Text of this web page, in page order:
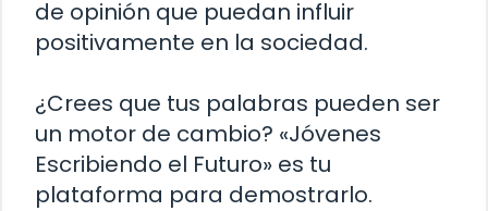
de opinión que puedan influir
positivamente en la sociedad.
¿Crees que tus palabras pueden ser
un motor de cambio? «Jóvenes
Escribiendo el Futuro» es tu
plataforma para demostrarlo.